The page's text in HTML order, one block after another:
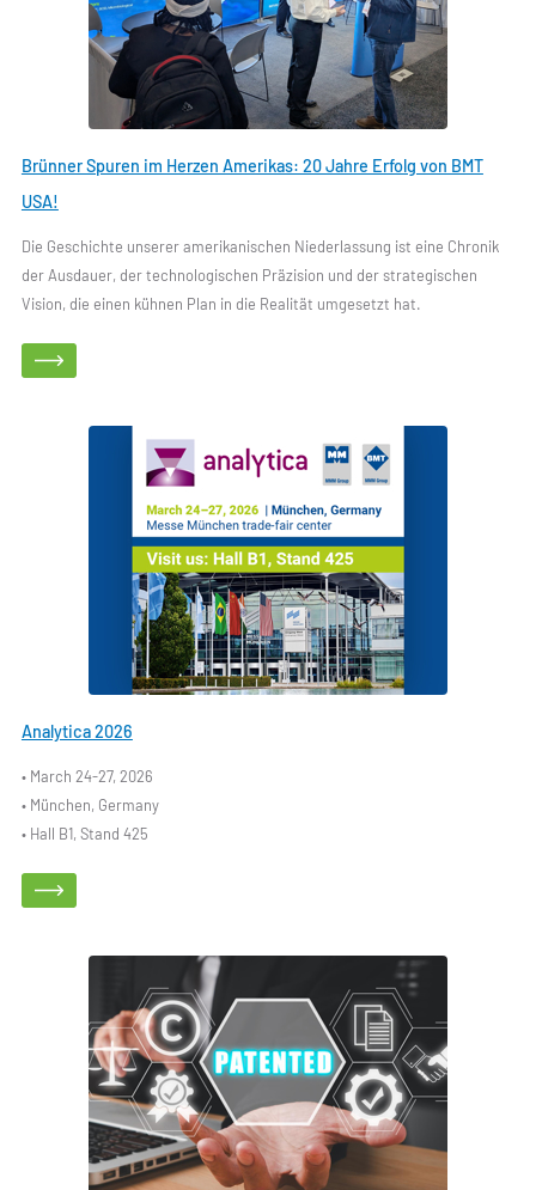
Brünner Spuren im Herzen Amerikas: 20 Jahre Erfolg von BMT
USA!
Die Geschichte unserer amerikanischen Niederlassung ist eine Chronik
der Ausdauer, der technologischen Präzision und der strategischen
Vision, die einen kühnen Plan in die Realität umgesetzt hat.
Analytica 2026
• March 24-27, 2026
• München, Germany
• Hall B1, Stand 425